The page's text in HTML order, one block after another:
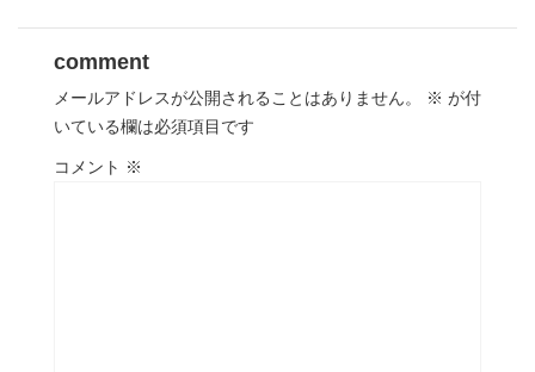
comment
メールアドレスが公開されることはありません。 ※ が付
いている欄は必須項目です
コメント ※